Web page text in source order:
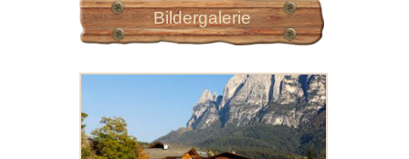
Bildergalerie